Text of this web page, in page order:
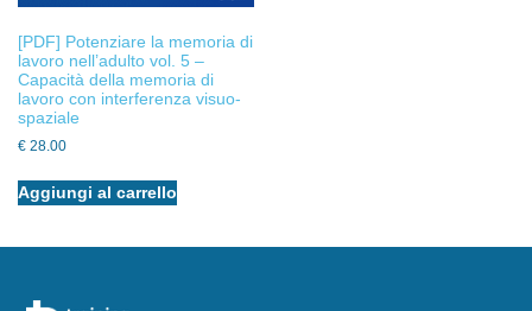
[PDF] Potenziare la memoria di
lavoro nell’adulto vol. 5 –
Capacità della memoria di
lavoro con interferenza visuo-
spaziale
€ 28.00
Aggiungi al carrello